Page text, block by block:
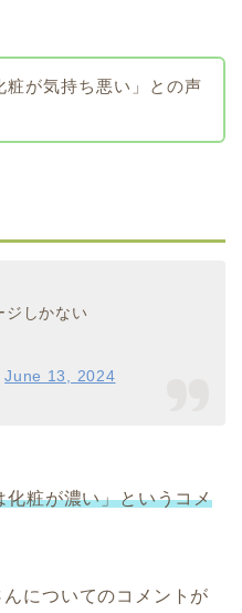
粧が気持ち悪い」との声
ジしかない
June 13, 2024
化粧が濃い」というコメ
についてのコメントが